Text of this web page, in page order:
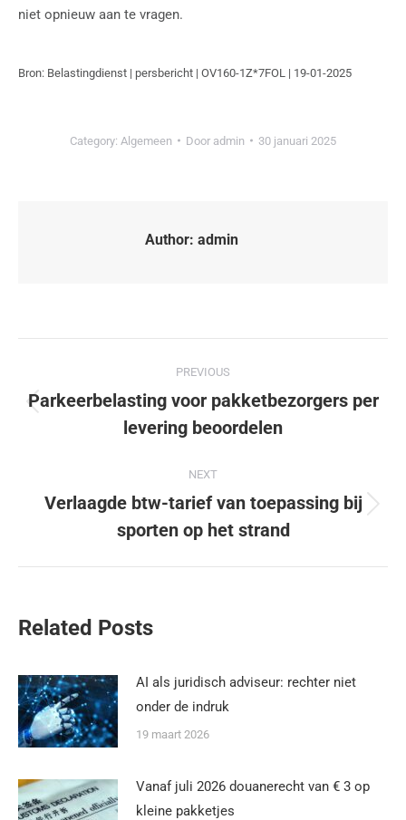
niet opnieuw aan te vragen.
Bron: Belastingdienst | persbericht | OV160-1Z*7FOL | 19-01-2025
Category: Algemeen Door admin 30 januari 2025
Author: admin
PREVIOUS
Parkeerbelasting voor pakketbezorgers per
levering beoordelen
NEXT
Verlaagde btw-tarief van toepassing bij
sporten op het strand
Related Posts
AI als juridisch adviseur: rechter niet
onder de indruk
19 maart 2026
Vanaf juli 2026 douanerecht van € 3 op
kleine pakketjes